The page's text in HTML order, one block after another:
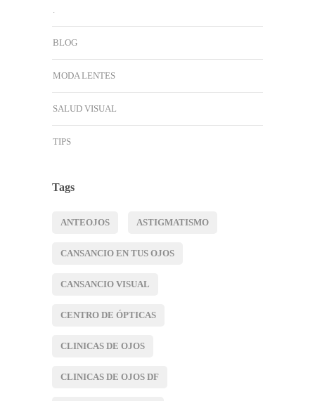
.
BLOG
MODA LENTES
SALUD VISUAL
TIPS
Tags
ANTEOJOS ASTIGMATISMO
CANSANCIO EN TUS OJOS
CANSANCIO VISUAL
CENTRO DE ÓPTICAS
CLINICAS DE OJOS
CLINICAS DE OJOS DF